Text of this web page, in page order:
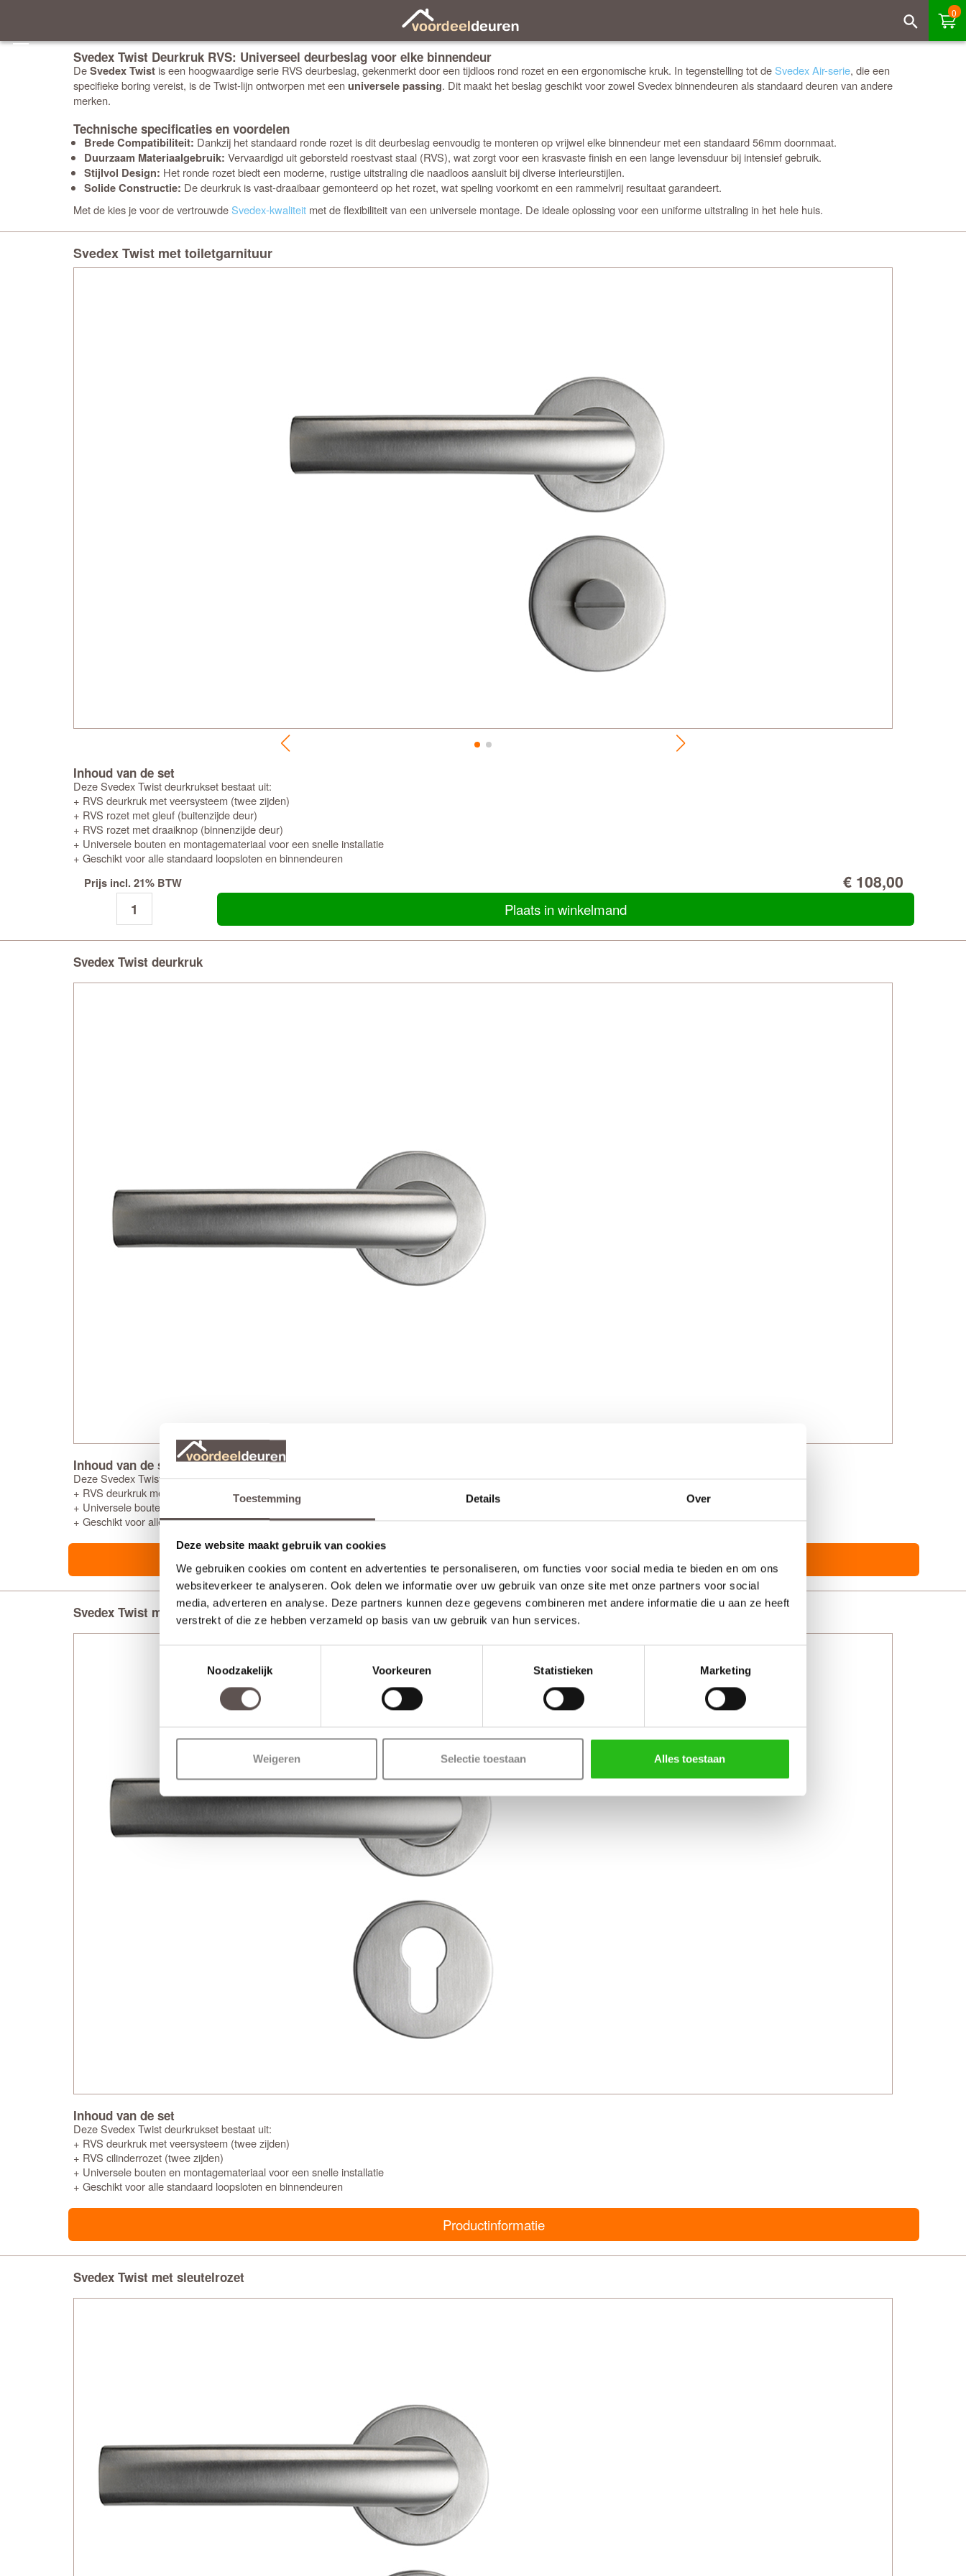
Toestemming Details Over
Deze website maakt gebruik van cookies
We gebruiken cookies om content en advertenties te personaliseren, om functies voor social media te bieden en om ons
websiteverkeer te analyseren. Ook delen we informatie over uw gebruik van onze site met onze partners voor social
media, adverteren en analyse. Deze partners kunnen deze gegevens combineren met andere informatie die u aan ze heeft
verstrekt of die ze hebben verzameld op basis van uw gebruik van hun services.
Noodzakelijk
Voorkeuren Statistieken Marketing
Weigeren Selectie toestaan Alles toestaan
0
Svedex Twist Deurkruk RVS: Universeel deurbeslag voor elke binnendeur
DeSvedex Twist is een hoogwaardige serie RVS deurbeslag, gekenmerkt door een tijdloos rond rozet en een ergonomische kruk. In tegenstelling tot deSvedex Air-serie, die een
specifieke boring vereist, is de Twist-lijn ontworpen met eenuniversele passing. Dit maakt het beslag geschikt voor zowel Svedex binnendeuren als standaard deuren van andere
merken.
Technische specificaties en voordelen
Brede Compatibiliteit: Dankzij het standaard ronde rozet is dit deurbeslag eenvoudig te monteren op vrijwel elke binnendeur met een standaard 56mm doornmaat.
Duurzaam Materiaalgebruik: Vervaardigd uit geborsteld roestvast staal (RVS), wat zorgt voor een krasvaste finish en een lange levensduur bij intensief gebruik.
Stijlvol Design: Het ronde rozet biedt een moderne, rustige uitstraling die naadloos aansluit bij diverse interieurstijlen.
Solide Constructie: De deurkruk is vast-draaibaar gemonteerd op het rozet, wat speling voorkomt en een rammelvrij resultaat garandeert.
Met dekies je voor de vertrouwdeSvedex-kwaliteit met de flexibiliteit van een universele montage. De ideale oplossing voor een uniforme uitstraling in het hele huis.
Svedex Twist met toiletgarnituur
Inhoud van de set
Deze Svedex Twist deurkrukset bestaat uit:
+ RVS deurkruk met veersysteem (twee zijden)
+ RVS rozet met gleuf (buitenzijde deur)
+ RVS rozet met draaiknop (binnenzijde deur)
+ Universele bouten en montagemateriaal voor een snelle installatie
+ Geschikt voor alle standaard loopsloten en binnendeuren
Prijs incl. 21% BTW
€ 108,00
Plaats in winkelmand
Svedex Twist deurkruk
Inhoud van de set
Deze Svedex Twist deurkrukset bestaat uit:
+ RVS deurkruk met veersysteem (twee zijden)
+ Universele bouten en montagemateriaal voor een snelle installatie
+ Geschikt voor alle standaard loopsloten en binnendeuren
Productinformatie
Svedex Twist met cilinderrozet
Inhoud van de set
Deze Svedex Twist deurkrukset bestaat uit:
+ RVS deurkruk met veersysteem (twee zijden)
+ RVS cilinderrozet (twee zijden)
+ Universele bouten en montagemateriaal voor een snelle installatie
+ Geschikt voor alle standaard loopsloten en binnendeuren
Productinformatie
Svedex Twist met sleutelrozet